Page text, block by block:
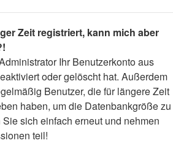
Zeit registriert, kann mich aber
Ihr Benutzerkonto aus
oder gelöscht hat. Außerdem
Benutzer, die für längere Zeit
haben, um die Datenbankgröße zu
sich einfach erneut und nehmen
teil!